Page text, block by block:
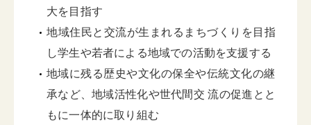
大を目指す
地域住民と交流が生まれるまちづくりを目指
し学生や若者による地域での活動を支援する
地域に残る歴史や文化の保全や伝統文化の継
承など、地域活性化や世代間交 流の促進とと
もに一体的に取り組む